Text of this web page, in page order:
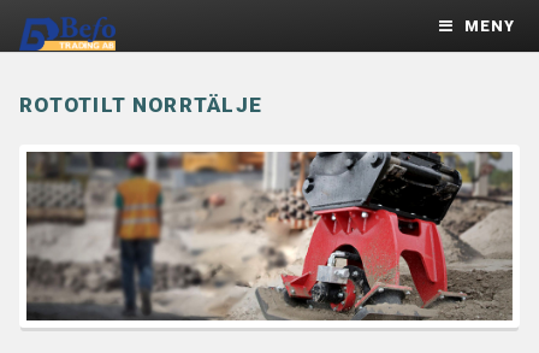
MENY
ROTOTILT NORRTÄLJE